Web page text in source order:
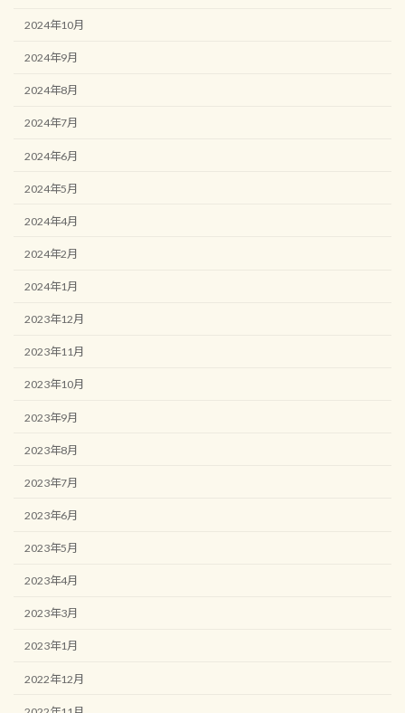
2024年10月
2024年9月
2024年8月
2024年7月
2024年6月
2024年5月
2024年4月
2024年2月
2024年1月
2023年12月
2023年11月
2023年10月
2023年9月
2023年8月
2023年7月
2023年6月
2023年5月
2023年4月
2023年3月
2023年1月
2022年12月